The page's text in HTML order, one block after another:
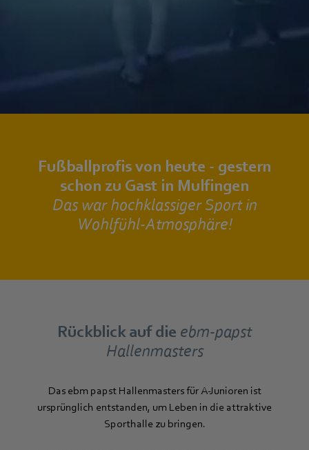
Fußballprofis von heute - gestern
schon zu Gast in Mulfingen
Das war hochklassiger Sport in
Wohlfühl-Atmosphäre!
Rückblick auf die ebm‑papst
Hallenmasters
Das ebm papst Hallenmasters für A-Junioren ist
ursprünglich entstanden, um Leben in die attraktive
Sporthalle zu bringen.